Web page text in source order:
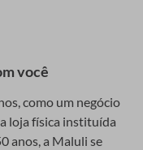
benefícios para
você
como um negócio
loja física instituída
anos, a Maluli se